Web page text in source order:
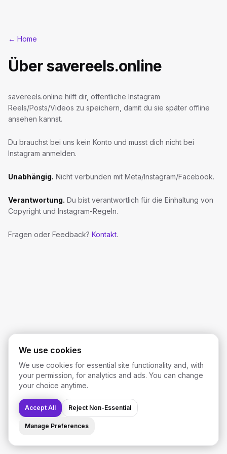
← Home
Über savereels.online
savereels.online hilft dir, öffentliche Instagram
Reels/Posts/Videos zu speichern, damit du sie später offline
ansehen kannst.
Du brauchst bei uns kein Konto und musst dich nicht bei
Instagram anmelden.
Unabhängig. Nicht verbunden mit Meta/Instagram/Facebook.
Verantwortung. Du bist verantwortlich für die Einhaltung von
Copyright und Instagram-Regeln.
Fragen oder Feedback? Kontakt.
We use cookies
We use cookies for essential site functionality and, with
your permission, for analytics and ads. You can change
your choice anytime.
Accept All Reject Non-Essential
Manage Preferences